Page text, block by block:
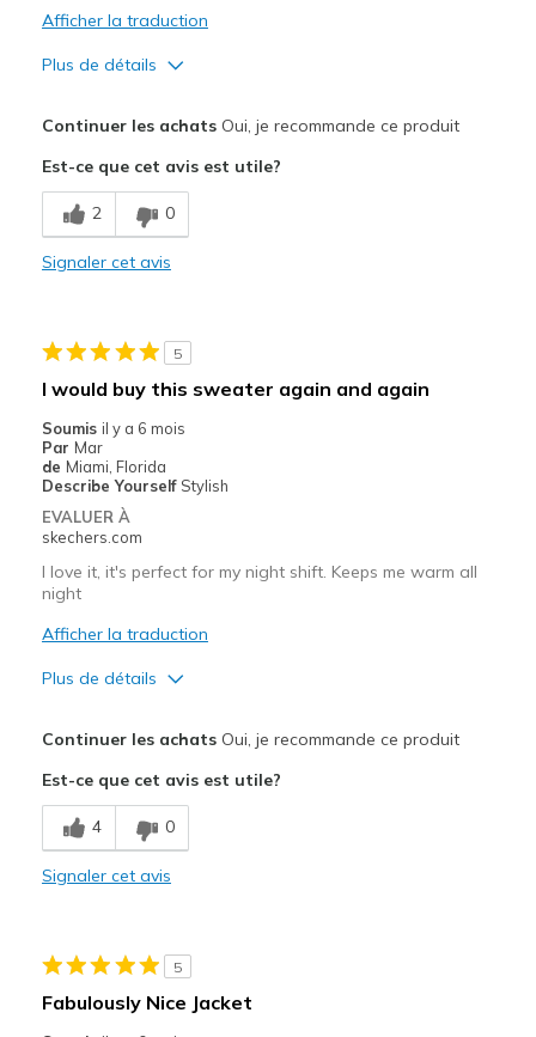
Sizing
Feels true to size
Afficher la traduction
Plus de détails
Breathe Well
Comfortable
Going Out
Sizing
Feels true to size
Continuer les achatsOui, je recommande ce produit
Est-ce que cet avis est utile?
2 0
Signaler cet avis
5
I would buy this sweater again and again
Soumis il y a 6 mois
Par Mar
de Miami, Florida
Describe Yourself Stylish
EVALUER À
skechers.com
I love it, it's perfect for my night shift. Keeps me warm all
night
Afficher la traduction
Plus de détails
Durable
Stylish
Feels true to size
Continuer les achatsOui, je recommande ce produit
Est-ce que cet avis est utile?
4 0
Signaler cet avis
5
Fabulously Nice Jacket